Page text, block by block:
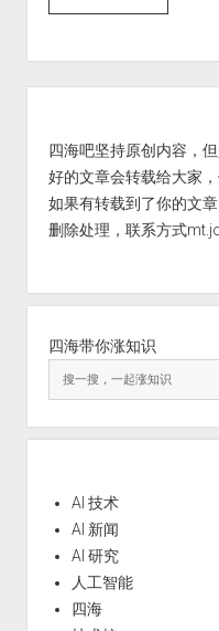
四海吧坚持原创内容，
好的文章会转载给大家
如果有转载到了你的文
删除处理，联系方式
四海带你涨知识
AI 技术
AI 新闻
AI 研究
人工智能
四海